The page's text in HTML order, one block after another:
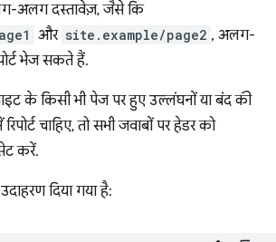
अलग दस्तावेज़, जैसे कि
और site.example/page2 , अलग-
भेज सकते हैं.
के किसी भी पेज पर हुए उल्लंघनों या बंद की
चाहिए, तो सभी जवाबों पर हेडर को
करें.
दिया गया है: